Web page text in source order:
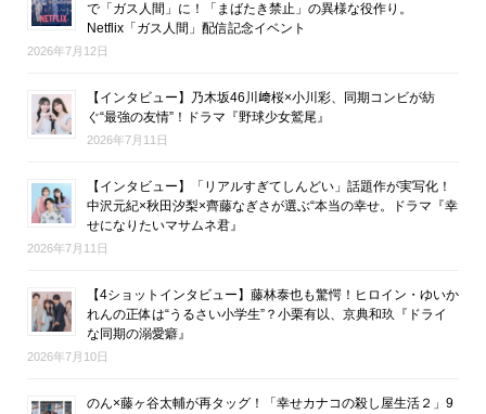
で「ガス人間」に！「まばたき禁止」の異様な役作り。
Netflix「ガス人間」配信記念イベント
2026年7月12日
【インタビュー】乃木坂46川﨑桜×小川彩、同期コンビが紡
ぐ“最強の友情”！ドラマ『野球少女鷲尾』
2026年7月11日
【インタビュー】「リアルすぎてしんどい」話題作が実写化！
中沢元紀×秋田汐梨×齊藤なぎさが選ぶ“本当の幸せ。ドラマ『幸
せになりたいマサムネ君』
2026年7月11日
【4ショットインタビュー】藤林泰也も驚愕！ヒロイン・ゆいか
れんの正体は“うるさい小学生”？小栗有以、京典和玖『ドライ
な同期の溺愛癖』
2026年7月10日
のん×藤ヶ谷太輔が再タッグ！「幸せカナコの殺し屋生活２」9